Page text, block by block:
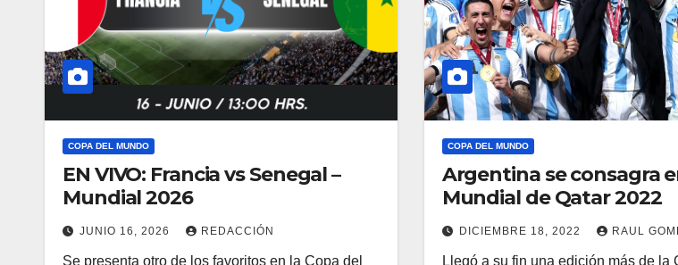
COPA DEL MUNDO
EN VIVO: Francia vs Senegal –
Mundial 2026
JUNIO 16, 2026 REDACCIÓN
Se presenta otro de los favoritos en la Copa del
COPA DEL MUNDO
Argentina se consagra
Mundial de Qatar 2022
DICIEMBRE 18, 2022 RAUL
Llegó a su fin una edición más de la